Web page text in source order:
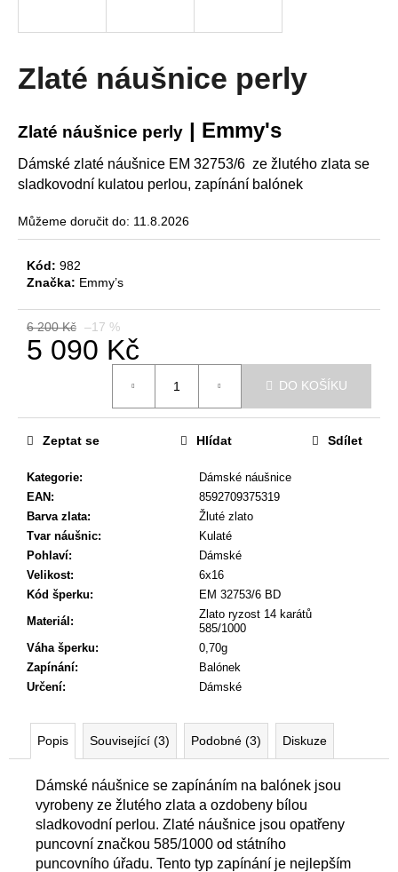
Zlaté náušnice perly
Zlaté náušnice perly | Emmy's
Dámské zlaté náušnice EM 32753/6 ze žlutého zlata se
sladkovodní kulatou perlou, zapínání balónek
Můžeme doručit do: 11.8.2026
Kód: 982
Značka: Emmy’s
6 200 Kč –17 %
5 090 Kč
DO KOŠÍKU
Kategorie:
Dámské náušnice
EAN:
8592709375319
Barva zlata:
Žluté zlato
Tvar náušnic:
Kulaté
Pohlaví:
Dámské
Velikost:
6x16
Kód šperku:
EM 32753/6 BD
Materiál:
Zlato ryzost 14 karátů
585/1000
Váha šperku:
0,70g
Zapínání:
Balónek
Určení: Dámské
Zeptat se Hlídat Sdílet
Popis Související (3) Podobné (3) Diskuze
Dámské náušnice se zapínáním na balónek jsou
vyrobeny ze žlutého zlata a ozdobeny bílou
sladkovodní perlou. Zlaté náušnice jsou opatřeny
puncovní značkou 585/1000 od státního
puncovního úřadu. Tento typ zapínání je nejlepším
í
t
D
p
u
m
e
DĚTSKÉ
Kč
090
Kč